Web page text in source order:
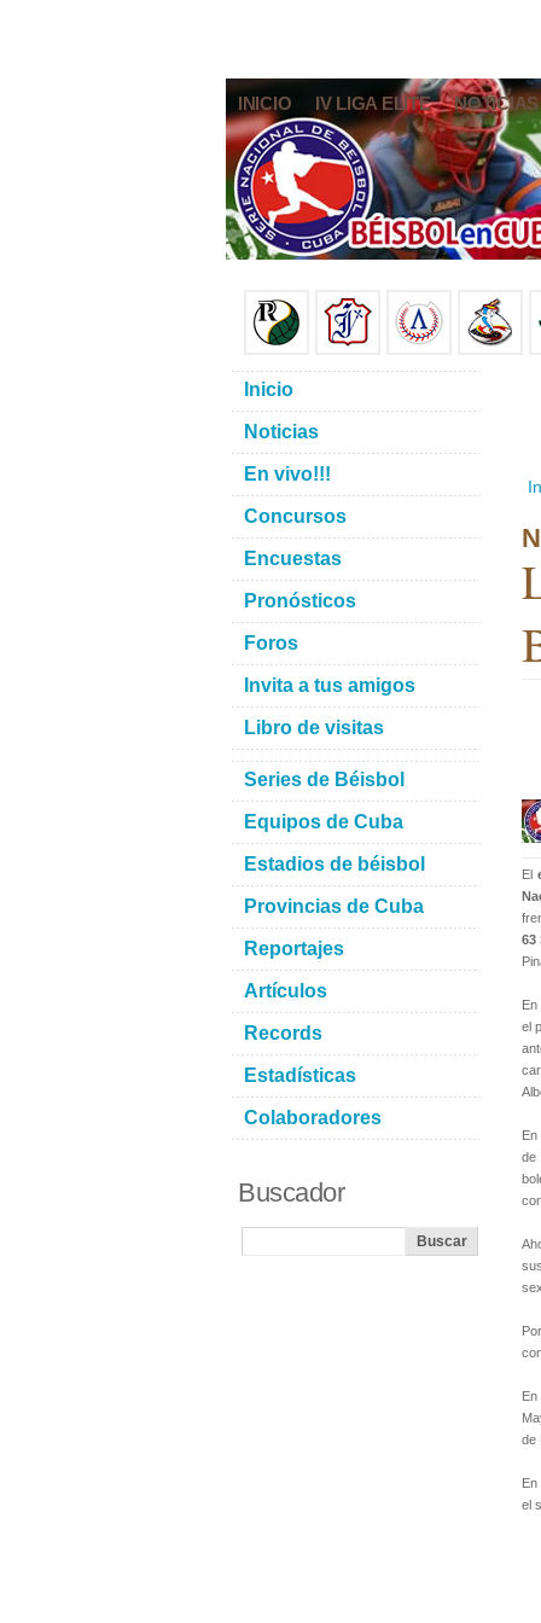
INICIO IV LIGA ELITE NOTICIAS
El
63
el
de
de
el
Inicio
Noticias
En vivo!!!
Concursos
Encuestas
Pronósticos
Foros
Invita a tus amigos
Libro de visitas
Series de Béisbol
Equipos de Cuba
Estadios de béisbol
Provincias de Cuba
Reportajes
Artículos
Records
Estadísticas
Colaboradores
Buscador